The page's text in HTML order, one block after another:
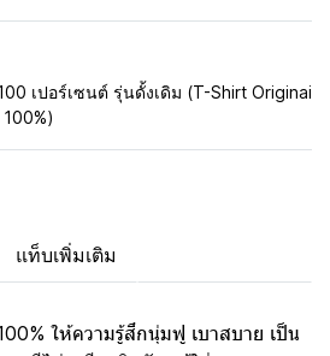
เปอร์เซนต์ รุ่นดั้งเดิม (T-Shirt Originai
แท็บเพิ่มเติม
ให้ความรู้สึกนุ่มฟู เบาสบาย เป็น